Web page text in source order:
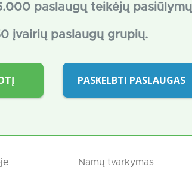
.000 paslaugų teikėjų
įvairių paslaugų grupių.
PASKELBTI PASLAUGAS
Namų tvarkymas